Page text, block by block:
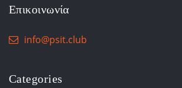
Επικοινωνία
info@psit.club
Categories